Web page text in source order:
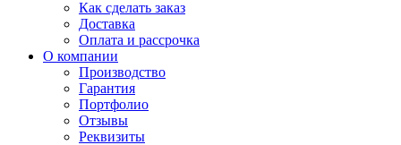
Как сделать заказ
Доставка
Оплата и рассрочка
О компании
Производство
Гарантия
Портфолио
Отзывы
Реквизиты